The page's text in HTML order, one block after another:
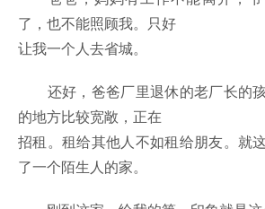
了，也不能照顾我。只好
让我一个人去省城。
还好，爸爸厂里退休的老厂长的
的地方比较宽敞，正在
招租。租给其他人不如租给朋友。就
了一个陌生人的家。